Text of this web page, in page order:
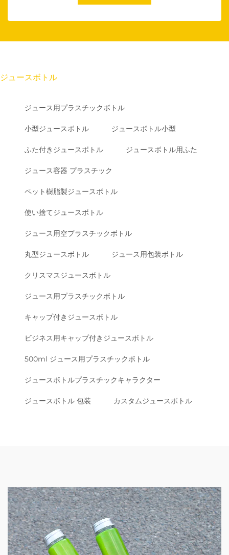
ジュースボトル
ジュース用プラスチックボトル
小型ジュースボトル ジュースボトル小型
ふた付きジュースボトル ジュースボトル用ふた
ジュース容器 プラスチック
ペット樹脂製ジュースボトル
使い捨てジュースボトル
ジュース用空プラスチックボトル
丸型ジュースボトル ジュース用包装ボトル
クリスマスジュースボトル
ジュース用プラスチックボトル
キャップ付きジュースボトル
ビジネス用キャップ付きジュースボトル
500ml ジュース用プラスチックボトル
ジュースボトルプラスチックキャラクター
ジュースボトル 包装 カスタムジュースボトル